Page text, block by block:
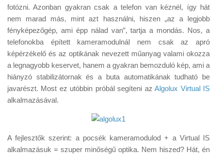
Tanácsok
Érdekességek
Helyszíni Riport
E-BB
fotózni. Azonban gyakran csak a telefon van kéznél, így hát
nem marad más, mint azt használni, hiszen „az a legjobb
fényképezőgép, ami épp nálad van”, tartja a mondás. Nos, a
telefonokba épített kameramodulnál nem csak az apró
képérzékelő és az optikának nevezett műanyag valami okozza
a legnagyobb keservet, hanem a gyakran bemozduló kép, ami a
hiányzó stabilizátornak és a buta automatikának tudható be
javarészt. Most ez utóbbin próbál segíteni azAlgolux Virtual IS
alkalmazásával.
A fejlesztők szerint: a pocsék kameramodulod + a Virtual IS
alkalmazásuk = szuper minőségű optika. Nem hiszed? Hát, én